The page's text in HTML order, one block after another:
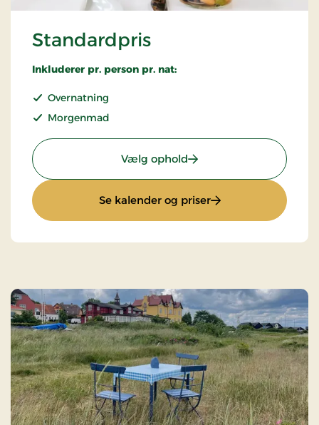
Standardpris
Inkluderer pr. person pr. nat:
Overnatning
Morgenmad
Vælg ophold: Standardpris
Se kalender og priser: Standardpris